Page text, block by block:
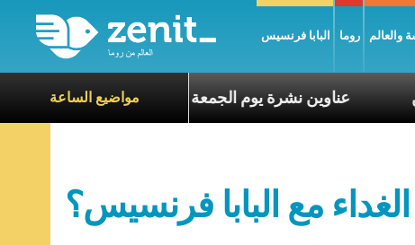
البابا فرنسيس روما والعالم
مواضيع الساعةعناوين نشرة يوم الجمعة 7 آب 2026: السلام يُبنى بصبر يومًا بعد يوم الآخرين
مع البابا فرنسيس؟